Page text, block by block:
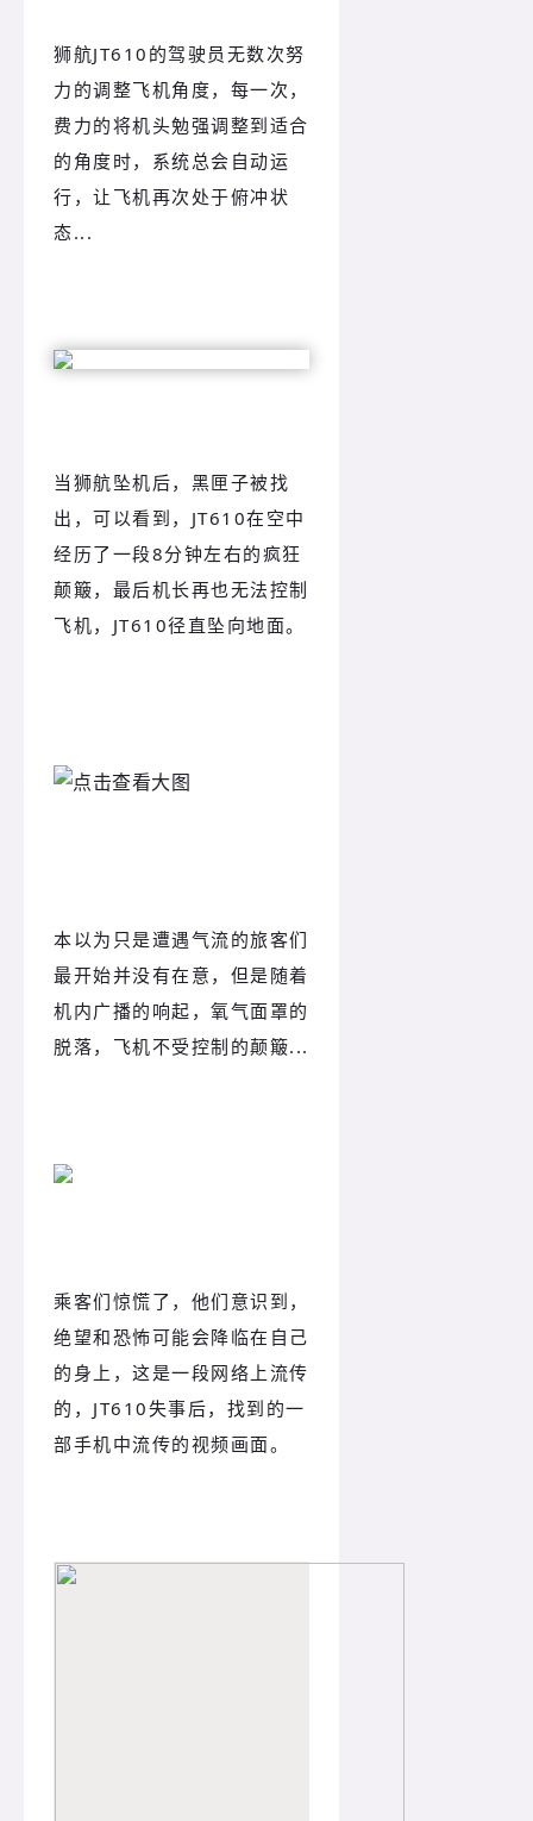
狮航JT610的驾驶员无数次努
力的调整飞机角度，每一次，
费力的将机头勉强调整到适合
的角度时，系统总会自动运
行，让飞机再次处于俯冲状
态...
当狮航坠机后，黑匣子被找
出，可以看到，JT610在空中
经历了一段8分钟左右的疯狂
颠簸，最后机长再也无法控制
飞机，JT610径直坠向地面。
本以为只是遭遇气流的旅客们
最开始并没有在意，但是随着
机内广播的响起，氧气面罩的
脱落，飞机不受控制的颠簸...
乘客们惊慌了，他们意识到，
绝望和恐怖可能会降临在自己
的身上，这是一段网络上流传
的，JT610失事后，找到的一
部手机中流传的视频画面。